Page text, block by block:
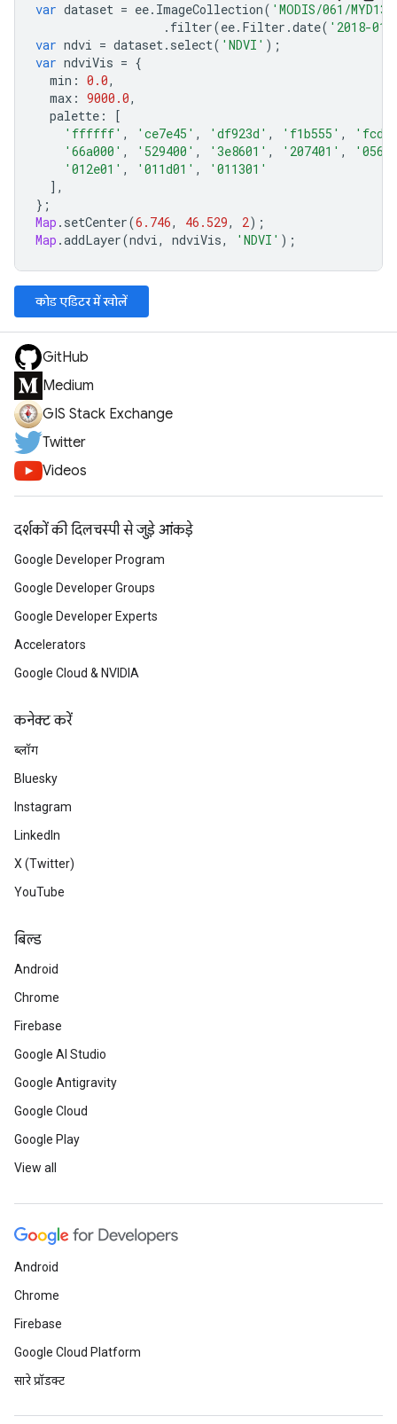
var dataset = ee. ImageCollection( 'MODIS/061/
. filter(ee. Filter .date( '2018-
var ndvi = dataset. select( 'NDVI' );
var ndviVis = {
min : 0.0,
max : 9000.0,
palette :
[
'ffffff' , 'ce7e45' , 'df923d' , 'f1b555' ,
'66a000' , '529400' , '3e8601' , '207401' ,
'012e01' , '011d01' ,
'011301'
],
};
Map . setCenter(6.746, 46.529, 2);
Map .addLayer(ndvi, ndviVis, 'NDVI' );
कोड एडिटर में खोलें
GitHub
Medium
GIS Stack Exchange
Twitter
Videos
दर्शकों की दिलचस्पी से जुड़े आंकड़े
Google Developer Program
Google Developer Groups
Google Developer Experts
Accelerators
Google Cloud & NVIDIA
कनेक्ट करें
ब्लॉग
Bluesky
Instagram
LinkedIn
X (Twitter)
YouTube
बिल्ड
Android
Chrome
Firebase
Google AI Studio
Google Antigravity
Google Cloud
Google Play
View all
Android
Chrome
Firebase
Google Cloud Platform
सारे प्रॉडक्ट